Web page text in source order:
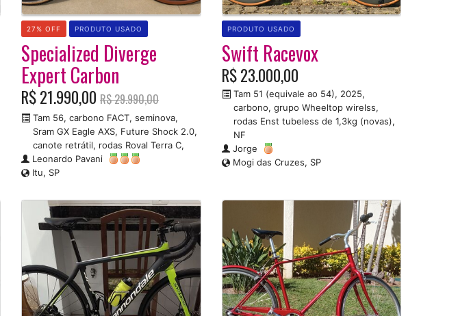
Specialized Diverge
Expert Carbon
R$ 21.990,00 R$ 29.990,00
Tam 56, carbono FACT, seminova,
Sram GX Eagle AXS, Future Shock 2.0,
canote retrátil, rodas Roval Terra C,
Leonardo Pavani
Itu, SP
27% OFF PRODUTO USADO
Swift Racevox
R$ 23.000,00
Tam 51 (equivale ao 54), 2025,
carbono, grupo Wheeltop wirelss,
rodas Enst tubeless de 1,3kg (novas),
NF
Jorge
Mogi das Cruzes, SP
PRODUTO USADO